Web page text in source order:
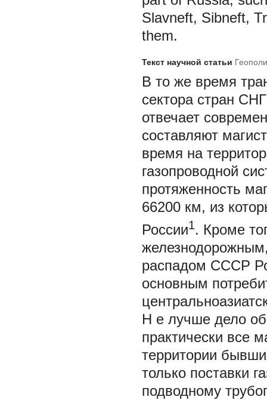
Slavneft, Sibneft,
them.
Текст научной статьи
В то же время
сектора стран
отвечает
составляют
время на
газопроводной
протяженность
66200 км, из
России1. Кроме
распадом СССР
основным
Н е лучше дело
практически все
территории
только поставки
подводному